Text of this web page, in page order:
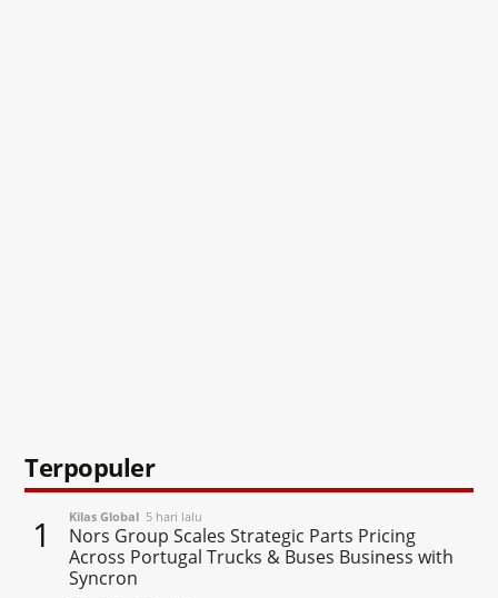
Terpopuler
1 Kilas Global 5 hari lalu
Nors Group Scales Strategic Parts Pricing
Across Portugal Trucks & Buses Business with
Syncron